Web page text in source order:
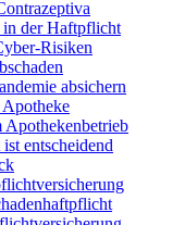
der Haftpflicht
Risiken
absichern
Apothekenbetrieb
entscheidend